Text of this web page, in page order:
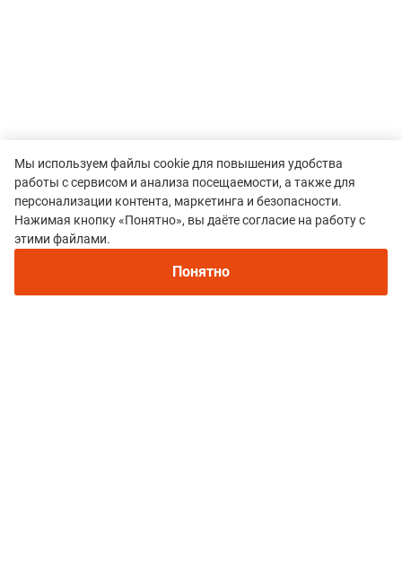
Все гонки
Мы используем файлы cookie для повышения удобства
работы с сервисом и анализа посещаемости, а также для
персонализации контента, маркетинга и безопасности.
Нажимая кнопку «Понятно», вы даёте согласие на работу с
этими файлами.
Понятно